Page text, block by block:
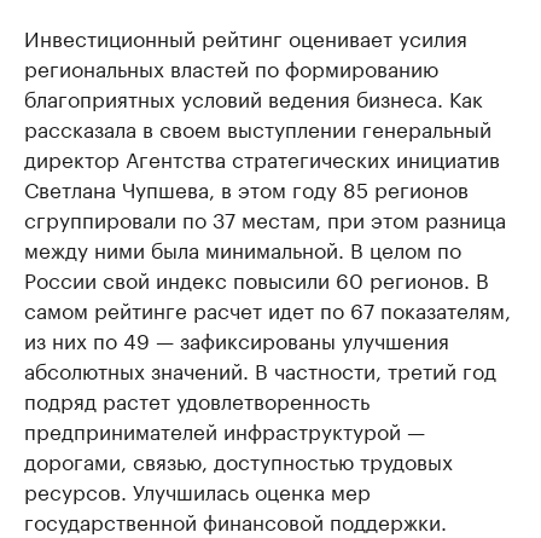
Инвестиционный рейтинг оценивает усилия
региональных властей по формированию
благоприятных условий ведения бизнеса. Как
рассказала в своем выступлении генеральный
директор Агентства стратегических инициатив
Светлана Чупшева, в этом году 85 регионов
сгруппировали по 37 местам, при этом разница
между ними была минимальной. В целом по
России свой индекс повысили 60 регионов. В
самом рейтинге расчет идет по 67 показателям,
из них по 49 — зафиксированы улучшения
абсолютных значений. В частности, третий год
подряд растет удовлетворенность
предпринимателей инфраструктурой —
дорогами, связью, доступностью трудовых
ресурсов. Улучшилась оценка мер
государственной финансовой поддержки.